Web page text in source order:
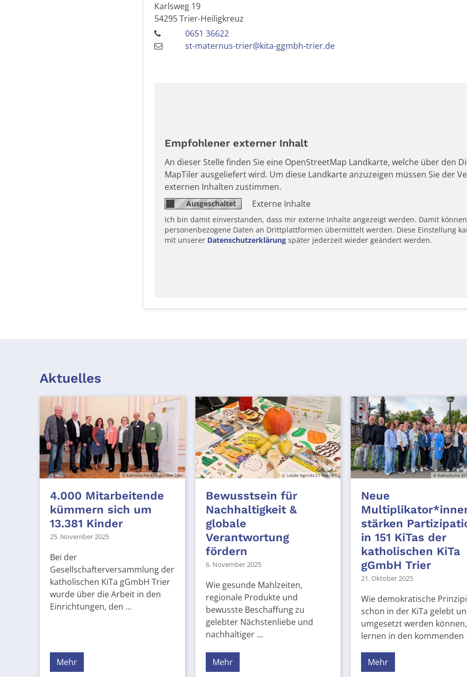
Karlsweg 19
54295Trier-Heiligkreuz
0651 36622
st-maternus-trier@kita-ggmbh-trier.de
Empfohlener externer Inhalt
An dieser Stelle finden Sie eine OpenStreetMap Landkarte, welche über den
MapTiler ausgeliefert wird. Um diese Landkarte anzuzeigen müssen Sie der
externen Inhalten zustimmen.
Externe Inhalte
Ich bin damit einverstanden, dass mir externe Inhalte angezeigt werden. Damit können
personenbezogene Daten an Drittplattformen übermittelt werden. Diese Einstellung
mit unserer Datenschutzerklärung später jederzeit wieder geändert werden.
Aktuelles
© Katholische KiTa gGmbH Trier
4.000 Mitarbeitende
kümmern sich um
13.381 Kinder
25. November 2025
Bei der
Gesellschafterversammlung der
katholischen KiTa gGmbH Trier
wurde über die Arbeit in den
Einrichtungen, den ...
Mehr
© Lokale Agenda 21 Trier e.V.
Bewusstsein für
Nachhaltigkeit &
globale
Verantwortung
fördern
6. November 2025
Wie gesunde Mahlzeiten,
regionale Produkte und
bewusste Beschaffung zu
gelebter Nächstenliebe und
nachhaltiger ...
Mehr
© Katholische
Neue
stärken
in 151 KiTas der
katholischen KiTa
gGmbH Trier
21. Oktober 2025
Wie demokratische
schon in der KiTa gelebt
umgesetzt werden können,
lernen in den kommenden
Mehr